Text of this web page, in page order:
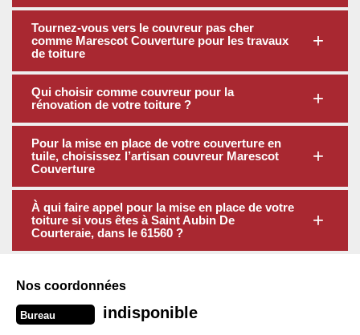
Tournez-vous vers le couvreur pas cher
comme Marescot Couverture pour les travaux
de toiture
Qui choisir comme couvreur pour la
rénovation de votre toiture ?
Pour la mise en place de votre couverture en
tuile, choisissez l’artisan couvreur Marescot
Couverture
À qui faire appel pour la mise en place de votre
toiture si vous êtes à Saint Aubin De
Courteraie, dans le 61560 ?
Nos coordonnées
Bureau indisponible